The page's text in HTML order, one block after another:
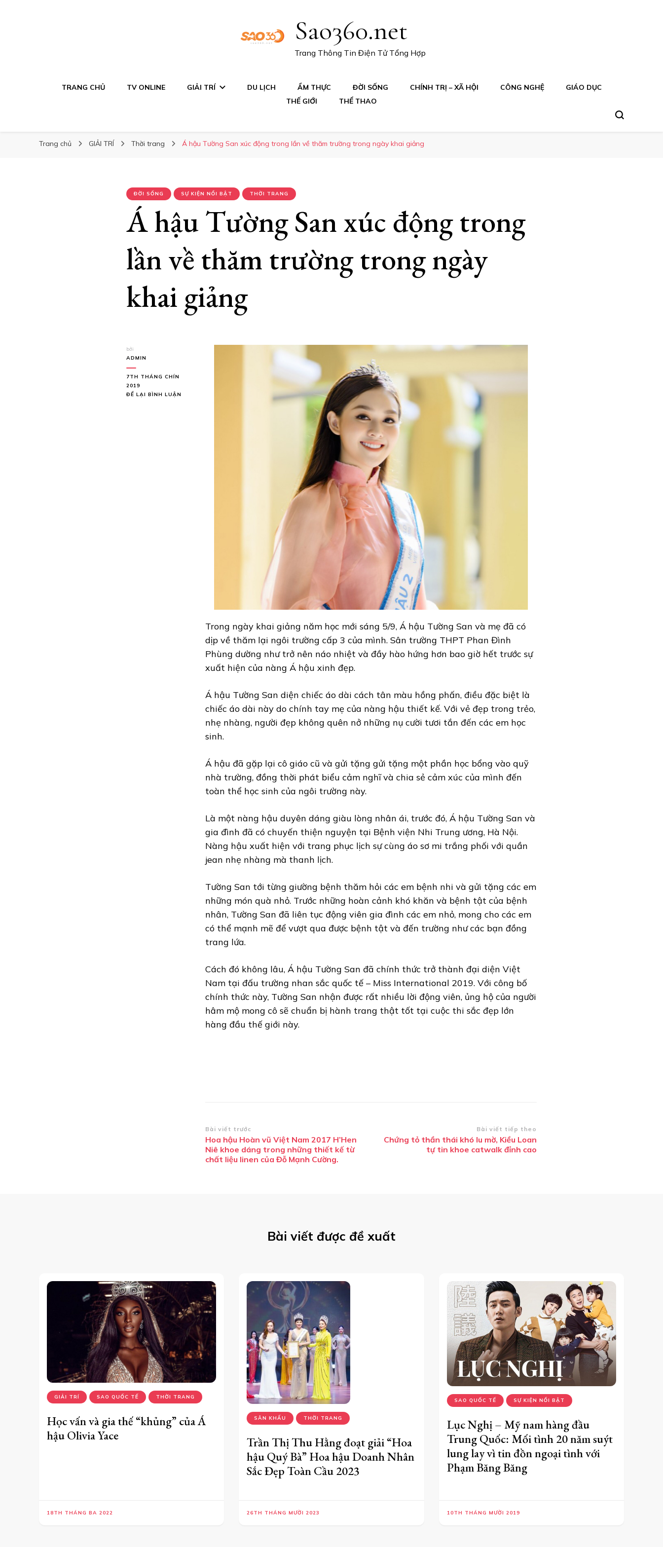
Sao360.net
Trang Thông Tin Điện Tử Tổng Hợp
TRANG CHỦ TV ONLINE GIẢI TRÍ DU LỊCH ẨM THỰC ĐỜI SỐNG CHÍNH TRỊ – XÃ HỘI CÔNG NGHỆ
GIÁO DỤC
THẾ GIỚI
THỂ THAO
Trang chủ GIẢI TRÍ Thời trang Á hậu Tường San xúc động trong lần về thăm trường trong ngày khai giảng
ĐỜI SỐNG SỰ KIỆN NỔI BẬT THỜI TRANG
Á hậu Tường San xúc động trong
lần về thăm trường trong ngày
khai giảng
bởi
ADMIN
7TH THÁNG CHÍN
2019
ĐỂ LẠI BÌNH LUẬN
Trong ngày khai giảng năm học mới sáng 5/9, Á hậu Tường San và mẹ đã có
dịp về thăm lại ngôi trường cấp 3 của mình. Sân trường THPT Phan Đình
Phùng dường như trở nên náo nhiệt và đầy hào hứng hơn bao giờ hết trước sự
xuất hiện của nàng Á hậu xinh đẹp.
Á hậu Tường San diện chiếc áo dài cách tân màu hồng phấn, điều đặc biệt là
chiếc áo dài này do chính tay mẹ của nàng hậu thiết kế. Với vẻ đẹp trong trẻo,
nhẹ nhàng, người đẹp không quên nở những nụ cười tươi tắn đến các em học
sinh.
Á hậu đã gặp lại cô giáo cũ và gửi tặng gửi tặng một phần học bổng vào quỹ
nhà trường, đồng thời phát biểu cảm nghĩ và chia sẻ cảm xúc của mình đến
toàn thể học sinh của ngôi trường này.
Là một nàng hậu duyên dáng giàu lòng nhân ái, trước đó, Á hậu Tường San và
gia đình đã có chuyến thiện nguyện tại Bệnh viện Nhi Trung ương, Hà Nội.
Nàng hậu xuất hiện với trang phục lịch sự cùng áo sơ mi trắng phối với quần
jean nhẹ nhàng mà thanh lịch.
Tường San tới từng giường bệnh thăm hỏi các em bệnh nhi và gửi tặng các em
những món quà nhỏ. Trước những hoàn cảnh khó khăn và bệnh tật của bệnh
nhân, Tường San đã liên tục động viên gia đình các em nhỏ, mong cho các em
có thể mạnh mẽ để vượt qua được bệnh tật và đến trường như các bạn đồng
trang lứa.
Cách đó không lâu, Á hậu Tường San đã chính thức trở thành đại diện Việt
Nam tại đấu trường nhan sắc quốc tế – Miss International 2019. Với công bố
chính thức này, Tường San nhận được rất nhiều lời động viên, ủng hộ của người
hâm mộ mong cô sẽ chuẩn bị hành trang thật tốt tại cuộc thi sắc đẹp lớn
hàng đầu thế giới này.
Điều
hướng
bài
Bài viết trước
Hoa hậu Hoàn vũ Việt Nam 2017 H’Hen
Niê khoe dáng trong những thiết kế từ
chất liệu linen của Đỗ Mạnh Cường.
Bài viết tiếp theo
Chứng tỏ thần thái khó lu mờ, Kiều Loan
tự tin khoe catwalk đỉnh cao
Bài viết được đề xuất
GIẢI TRÍ SAO QUỐC TẾ THỜI TRANG
Học vấn và gia thế “khủng” của Á
hậu Olivia Yace
18TH THÁNG BA 2022
SÂN KHẤU THỜI TRANG
Trần Thị Thu Hằng đoạt giải “Hoa
hậu Quý Bà” Hoa hậu Doanh Nhân
Sắc Đẹp Toàn Cầu 2023
26TH THÁNG MƯỜI 2023
SAO QUỐC TẾ SỰ KIỆN NỔI BẬT
Lục Nghị – Mỹ nam hàng đầu
Trung Quốc: Mối tình 20 năm suýt
lung lay vì tin đồn ngoại tình với
Phạm Băng Băng
10TH THÁNG MƯỜI 2019